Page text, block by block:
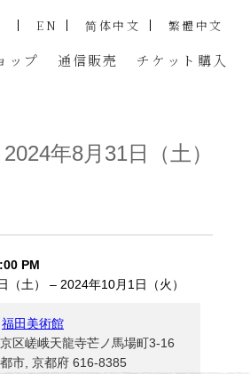
ップ 通信販売 チケット 購入
EN 简体中文 繁體中文
2024年8月31日（土）
PM
（土）
– 2024年10月1日（火）
福田美術館
区嵯峨天龍寺芒ノ馬場町3-16
市 京都府 616-8385